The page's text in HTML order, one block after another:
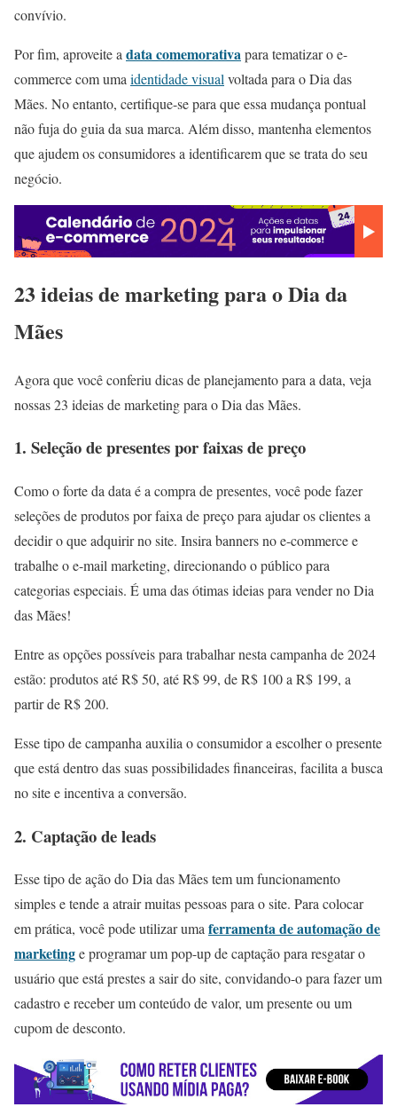
convívio.
Por fim, aproveite a data comemorativapara tematizar o e-
commerce com uma identidade visual voltada para o Dia das
Mães. No entanto, certifique-se para que essa mudança pontual
não fuja do guia da sua marca. Além disso, mantenha elementos
que ajudem os consumidores a identificarem que se trata do seu
negócio.
23 ideias de marketing para o Dia da
Mães
Agora que você conferiu dicas de planejamento para a data, veja
nossas 23 ideias de marketing para o Dia das Mães.
1. Seleção de presentes por faixas de preço
Como o forte da data é a compra de presentes, você pode fazer
seleções de produtos por faixa de preço para ajudar os clientes a
decidir o que adquirir no site. Insira banners no e-commerce e
trabalhe o e-mail marketing, direcionando o público para
categorias especiais. É uma das ótimas ideias para vender no Dia
das Mães!
Entre as opções possíveis para trabalhar nesta campanha de 2024
estão: produtos até R$ 50, até R$ 99, de R$ 100 a R$ 199, a
partir de R$ 200.
Esse tipo de campanha auxilia o consumidor a escolher o presente
que está dentro das suas possibilidades financeiras, facilita a busca
no site e incentiva a conversão.
2. Captação de leads
Esse tipo de ação do Dia das Mães tem um funcionamento
simples e tende a atrair muitas pessoas para o site. Para colocar
em prática, você pode utilizar umaferramenta de automação de
marketinge programar um pop-up de captação para resgatar o
usuário que está prestes a sair do site, convidando-o para fazer um
cadastro e receber um conteúdo de valor, um presente ou um
cupom de desconto.